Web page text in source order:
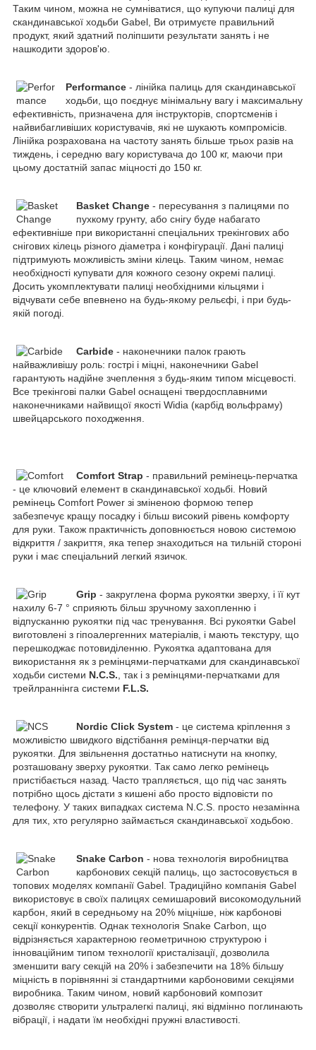
Таким чином, можна не сумніватися, що купуючи палиці для
скандинавської ходьби Gabel, Ви отримуєте правильний
продукт, який здатний поліпшити результати занять і не
нашкодити здоров'ю.
Performance - лінійка палиць для скандинавської
ходьби, що поєднує мінімальну вагу і максимальну
ефективність, призначена для інструкторів, спортсменів і
найвибагливіших користувачів, які не шукають компромісів.
Лінійка розрахована на частоту занять більше трьох разів на
тиждень, і середню вагу користувача до 100 кг, маючи при
цьому достатній запас міцності до 150 кг.
Basket Change - пересування з палицями по
пухкому грунту, або снігу буде набагато
ефективніше при використанні спеціальних трекінгових або
снігових кілець різного діаметра і конфігурації. Дані палиці
підтримують можливість зміни кілець. Таким чином, немає
необхідності купувати для кожного сезону окремі палиці.
Досить укомплектувати палиці необхідними кільцями і
відчувати себе впевнено на будь-якому рельєфі, і при будь-
якій погоді.
Carbide - наконечники палок грають
найважливішу роль: гострі і міцні, наконечники Gabel
гарантують надійне зчеплення з будь-яким типом місцевості.
Все трекінгові палки Gabel оснащені твердосплавними
наконечниками найвищої якості Widia (карбід вольфраму)
швейцарського походження.
Comfort Strap - правильний ремінець-перчатка
- це ключовий елемент в скандинавської ходьбі. Новий
ремінець Comfort Power зі зміненою формою тепер
забезпечує кращу посадку і більш високий рівень комфорту
для руки. Також практичність доповнюється новою системою
відкриття / закриття, яка тепер знаходиться на тильній стороні
руки і має спеціальний легкий язичок.
Grip - закруглена форма рукоятки зверху, і її кут
нахилу 6-7 ° сприяють більш зручному захопленню і
відпусканню рукоятки під час тренування. Всі рукоятки Gabel
виготовлені з гіпоалергенних матеріалів, і мають текстуру, що
перешкоджає потовиділенню. Рукоятка адаптована для
використання як з ремінцями-перчатками для скандинавської
ходьби системи N.C.S. , так і з ремінцями-перчатками для
трейлраннінга системи F.L.S.
Nordic Click System - це система кріплення з
можливістю швидкого відстібання ремінця-перчатки від
рукоятки. Для звільнення достатньо натиснути на кнопку,
розташовану зверху рукоятки. Так само легко ремінець
пристібається назад. Часто трапляється, що під час занять
потрібно щось дістати з кишені або просто відповісти по
телефону. У таких випадках система N.C.S. просто незамінна
для тих, хто регулярно займається скандинавської ходьбою.
Snake Carbon - нова технологія виробництва
карбонових секцій палиць, що застосовується в
топових моделях компанії Gabel. Традиційно компанія Gabel
використовує в своїх палицях семишаровий високомодульний
карбон, який в середньому на 20% міцніше, ніж карбонові
секції конкурентів. Однак технологія Snake Carbon, що
відрізняється характерною геометричною структурою і
інноваційним типом технології кристалізації, дозволила
зменшити вагу секцій на 20% і забезпечити на 18% більшу
міцність в порівнянні зі стандартними карбоновими секціями
виробника. Таким чином, новий карбоновий композит
дозволяє створити ультралегкі палиці, які відмінно поглинають
вібрації, і надати їм необхідні пружні властивості.